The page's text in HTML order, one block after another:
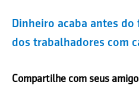
Dinheiro acaba antes
dos trabalhadores com
Compartilhe com seus